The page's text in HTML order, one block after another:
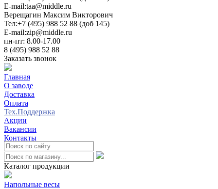
E-mail:taa@middle.ru
Верещагин Максим Викторович
Тел:+7 (495) 988 52 88 (доб 145)
E-mail:zip@middle.ru
пн-пт: 8.00-17.00
8 (495) 988 52 88
Заказать звонок
Главная
О заводе
Доставка
Оплата
Тех.Поддержка
Акции
Вакансии
Контакты
Каталог продукции
Напольные весы
0